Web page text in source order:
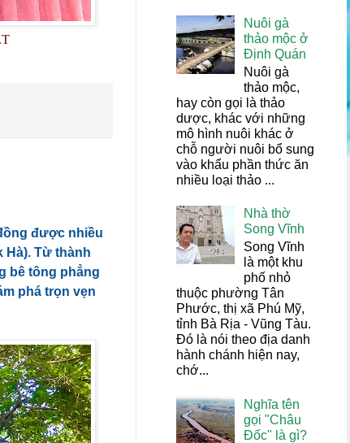
được nhiều
Hà). Từ thành
bê tông phẳng
phá trọn vẹn
Nuôi gà
thảo mộc ở
Định Quán
Nuôi gà
thảo mộc,
hay còn gọi là thảo
dược, khác với những
mô hình nuôi khác ở
chỗ người nuôi bổ sung
vào khẩu phần thức ăn
nhiều loại thảo ...
Nhà thờ
Song Vĩnh
Song Vĩnh
là một khu
phố nhỏ
thuộc phường Tân
Phước, thị xã Phú Mỹ,
tỉnh Bà Rịa - Vũng Tàu.
Đó là nói theo địa danh
hành chánh hiện nay,
chớ...
Nghĩa tên
gọi "Châu
Đốc" là gì?